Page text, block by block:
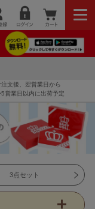
注文後、翌営業日から
営業日以内に出荷予定
3点セット